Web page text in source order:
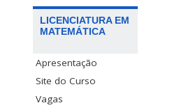
LICENCIATURA EM
MATEMÁTICA
Apresentação
Site do Curso
Vagas